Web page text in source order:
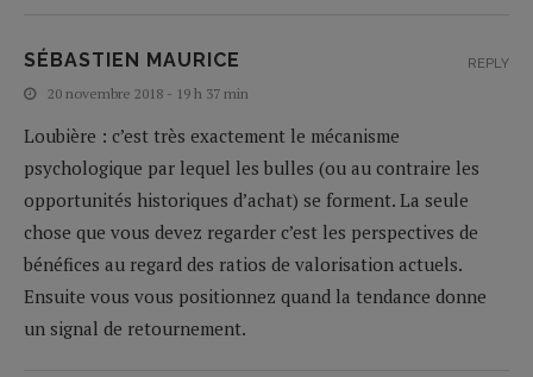
SÉBASTIEN MAURICE
20 novembre 2018 - 19 h 37 min
Loubière : c’est très exactement le mécanisme
psychologique par lequel les bulles (ou au contraire les
opportunités historiques d’achat) se forment. La seule
chose que vous devez regarder c’est les perspectives de
bénéfices au regard des ratios de valorisation actuels.
Ensuite vous vous positionnez quand la tendance donne
un signal de retournement.
REPLY